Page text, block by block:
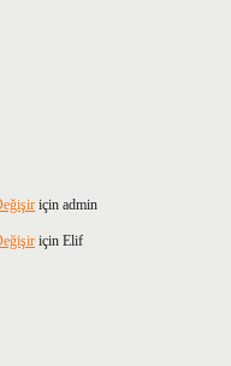
için admin
için Elif